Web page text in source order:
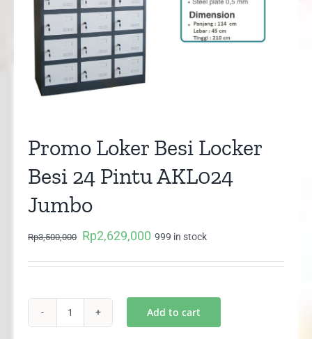
Promo Loker Besi Locker
Besi 24 Pintu AKL024
Jumbo
Rp3,500,000
Original
Rp2,629,000 Current
999 in stock
Add to cart